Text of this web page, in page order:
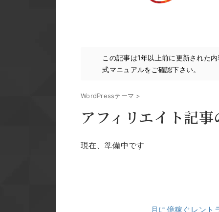
この記事は1年以上前に更新された
式マニュアルをご確認下さい。
WordPressテーマ >
アフィリエイト記
現在、準備中です
月に億稼ぐレント